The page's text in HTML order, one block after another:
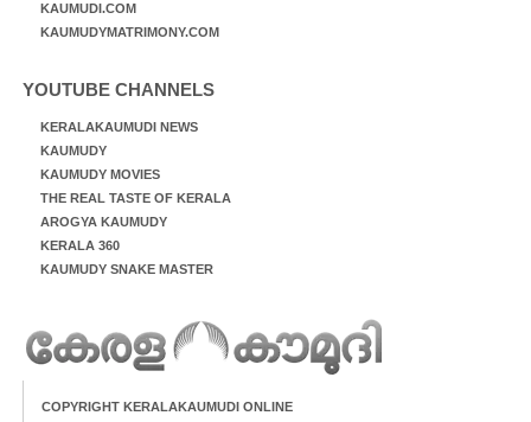
KAUMUDI.COM
KAUMUDYMATRIMONY.COM
YOUTUBE CHANNELS
KERALAKAUMUDI NEWS
KAUMUDY
KAUMUDY MOVIES
THE REAL TASTE OF KERALA
AROGYA KAUMUDY
KERALA 360
KAUMUDY SNAKE MASTER
COPYRIGHT KERALAKAUMUDI ONLINE